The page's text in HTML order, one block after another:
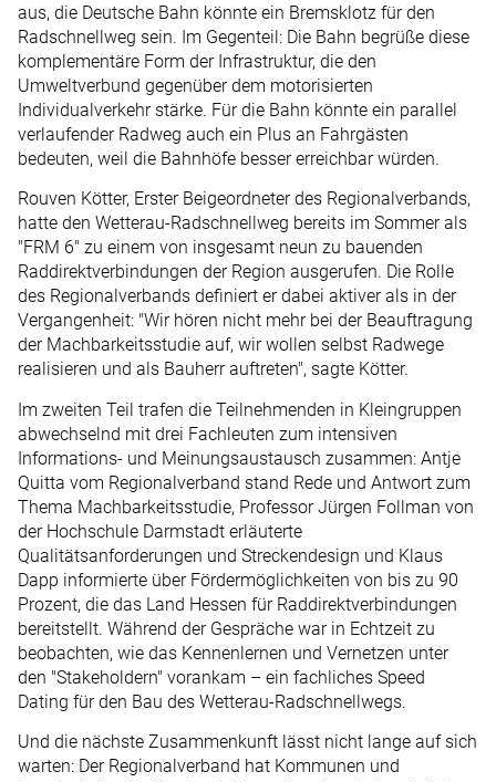
aus, die Deutsche Bahn könnte ein Bremsklotz für den
Radschnellweg sein. Im Gegenteil: Die Bahn begrüße diese
komplementäre Form der Infrastruktur, die den
Umweltverbund gegenüber dem motorisierten
Individualverkehr stärke. Für die Bahn könnte ein parallel
verlaufender Radweg auch ein Plus an Fahrgästen
bedeuten, weil die Bahnhöfe besser erreichbar würden.
Rouven Kötter, Erster Beigeordneter des Regionalverbands,
hatte den Wetterau-Radschnellweg bereits im Sommer als
"FRM 6" zu einem von insgesamt neun zu bauenden
Raddirektverbindungen der Region ausgerufen. Die Rolle
des Regionalverbands definiert er dabei aktiver als in der
Vergangenheit: "Wir hören nicht mehr bei der Beauftragung
der Machbarkeitsstudie auf, wir wollen selbst Radwege
realisieren und als Bauherr auftreten", sagte Kötter.
Im zweiten Teil trafen die Teilnehmenden in Kleingruppen
abwechselnd mit drei Fachleuten zum intensiven
Informations- und Meinungsaustausch zusammen: Antje
Quitta vom Regionalverband stand Rede und Antwort zum
Thema Machbarkeitsstudie, Professor Jürgen Follman von
der Hochschule Darmstadt erläuterte
Qualitätsanforderungen und Streckendesign und Klaus
Dapp informierte über Fördermöglichkeiten von bis zu 90
Prozent, die das Land Hessen für Raddirektverbindungen
bereitstellt. Während der Gespräche war in Echtzeit zu
beobachten, wie das Kennenlernen und Vernetzen unter
den "Stakeholdern" vorankam – ein fachliches Speed
Dating für den Bau des Wetterau-Radschnellwegs.
Und die nächste Zusammenkunft lässt nicht lange auf sich
warten: Der Regionalverband hat Kommunen und